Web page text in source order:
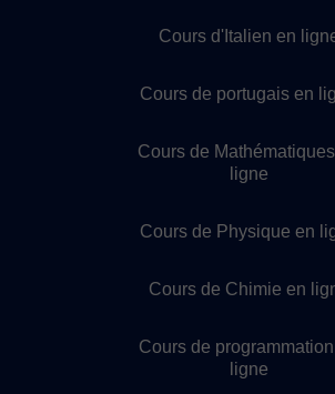
Cours d'Italien en
Cours de portugais en
Cours de
ligne
Cours de Physique en
Cours de Chimie en
Cours de
ligne